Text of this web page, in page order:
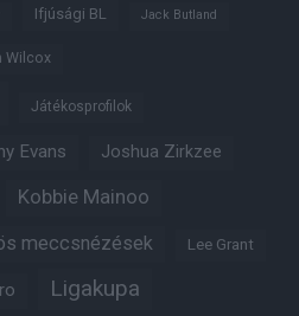
Ifjúsági BL Jack Butland
Wilcox
Játékosprofilok
Evans Joshua Zirkzee
Kobbie Mainoo
meccsnézések Lee Grant
Ligakupa